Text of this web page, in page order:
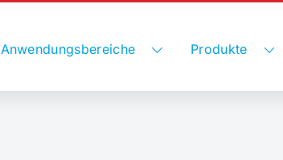
Anwendungsbereiche Produkte